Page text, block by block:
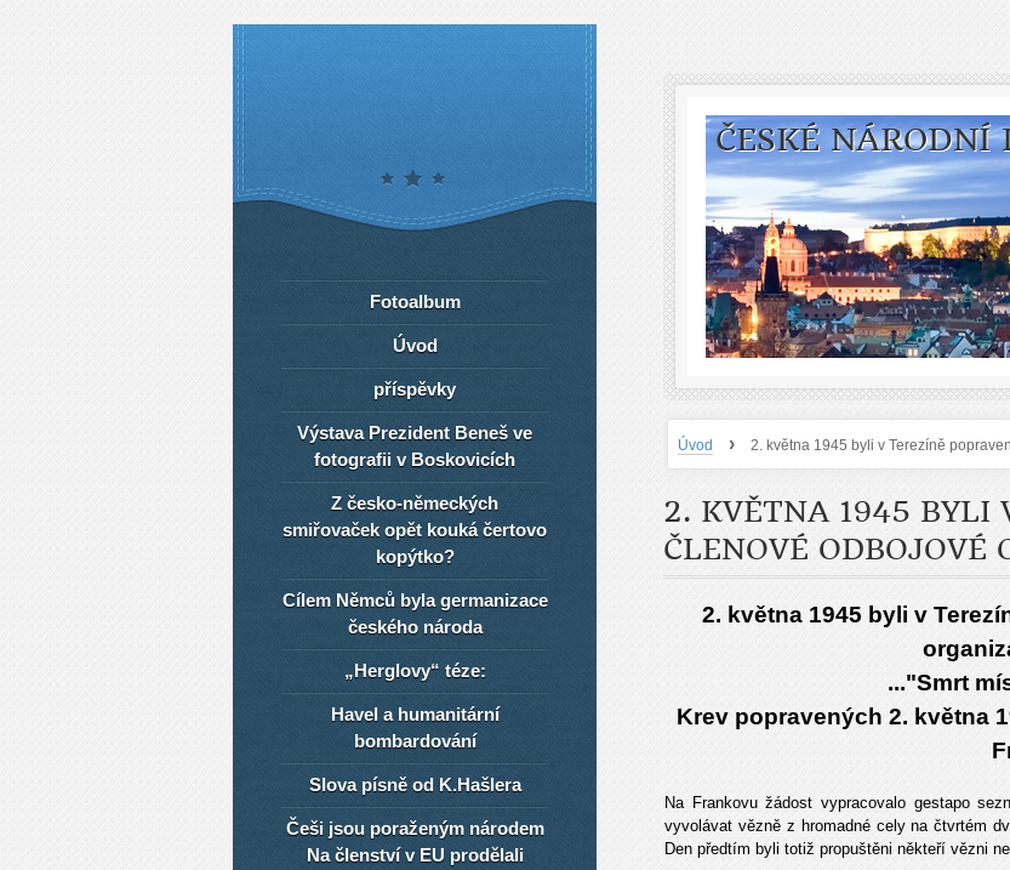
ČESKÉ NÁRODNÍ
Úvod › 2. května 1945 byli v Terezíně
2. KVĚTNA 1945 BYLI
ČLENOVÉ ODBOJOVÉ
2. května 1945 byli v
..."Smrt
Krev popravených 2. května
Na Frankovu žádost vypracovalo gestapo
vyvolávat vězně z hromadné cely na čtvrtém
Den předtím byli totiž propuštěni někteří vězni
Fotoalbum
Úvod
příspěvky
Výstava Prezident Beneš ve
fotografii v Boskovicích
Z česko-německých
smiřovaček opět kouká čertovo
kopýtko?
Cílem Němců byla germanizace
českého národa
„Herglovy“ téze:
Havel a humanitární
bombardování
Slova písně od K.Hašlera
Češi jsou poraženým národem
Na členství v EU prodělali